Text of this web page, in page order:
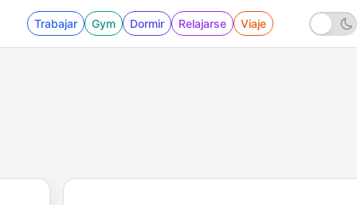
Trabajar Gym Dormir Relajarse Viaje